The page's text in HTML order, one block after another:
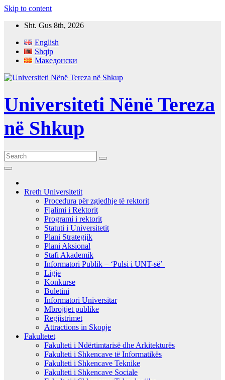
Skip to content
Sht. Gus 8th, 2026
English
Shqip
Македонски
Universiteti Nënë Tereza
në Shkup
Rreth Universitetit
Procedura për zgjedhje të rektorit
Fjalimi i Rektorit
Programi i rektorit
Statuti i Universitetit
Plani Strategjik
Plani Aksional
Stafi Akademik
Informatori Publik – ‘Pulsi i UNT-së’
Ligje
Konkurse
Buletini
Informatori Universitar
Mbrojtjet publike
Regjistrimet
Attractions in Skopje
Fakultetet
Fakulteti i Ndërtimtarisë dhe Arkitekturës
Fakulteti i Shkencave të Informatikës
Fakulteti i Shkencave Teknike
Fakulteti i Shkencave Sociale